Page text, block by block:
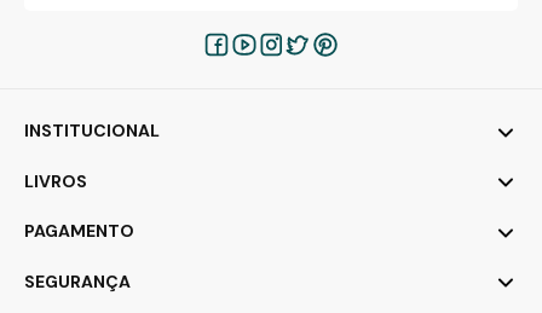
INSTITUCIONAL
LIVROS
PAGAMENTO
SEGURANÇA